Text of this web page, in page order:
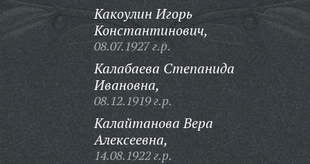
Какоулин Игорь
Константинович,
08.07.1927 г.р.
Калабаева Степанида
Ивановна,
08.12.1919 г.р.
Калайтанова Вера
Алексеевна,
14.08.1922 г.р.